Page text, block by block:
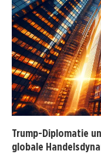
Trump-Diplomatie
globale